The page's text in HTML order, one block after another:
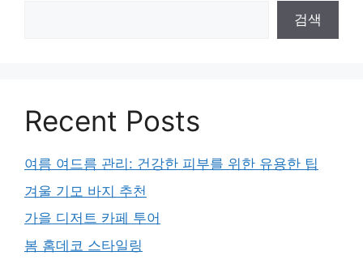
검색
Recent Posts
여름 여드름 관리: 건강한 피부를 위한 유용한 팁
겨울 기모 바지 추천
가을 디저트 카페 투어
봄 홈데코 스타일링